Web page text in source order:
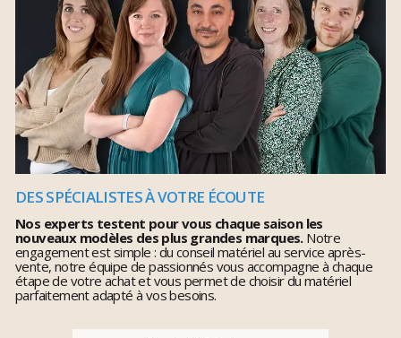
DES SPÉCIALISTES À VOTRE ÉCOUTE
Nos experts testent pour vous chaque saison les
nouveaux modèles des plus grandes marques.Notre
engagement est simple : du conseil matériel au service après-
vente, notre équipe de passionnés vous accompagne à chaque
étape de votre achat et vous permet de choisir du matériel
parfaitement adapté à vos besoins.